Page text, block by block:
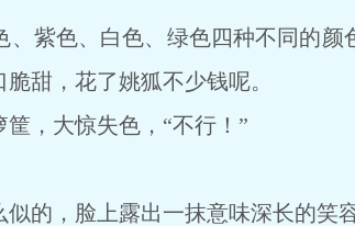
色、白色、绿色四种不同的颜
甜，花了姚狐不少钱呢。
，大惊失色，“不行！”
，脸上露出一抹意味深长的笑容